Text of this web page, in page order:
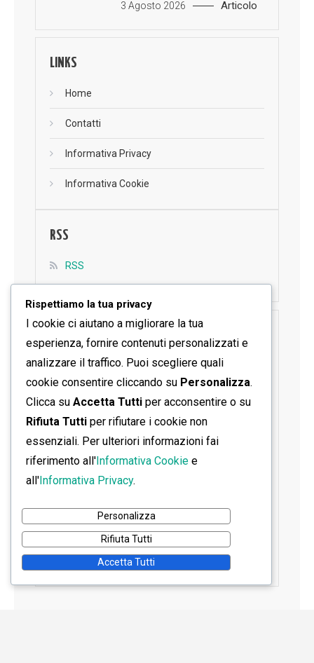
3 Agosto 2026 Articolo
LINKS
Home
Contatti
Informativa Privacy
Informativa Cookie
RSS
RSS
SEGUICI SU FACEBOOK
Rispettiamo la tua privacy
I cookie ci aiutano a migliorare la tua
esperienza, fornire contenuti personalizzati e
analizzare il traffico. Puoi scegliere quali
cookie consentire cliccando su Personalizza.
Clicca su Accetta Tutti per acconsentire o su
Rifiuta Tutti per rifiutare i cookie non
essenziali. Per ulteriori informazioni fai
riferimento all'Informativa Cookie e
all'Informativa Privacy.
Personalizza
Rifiuta Tutti
Accetta Tutti